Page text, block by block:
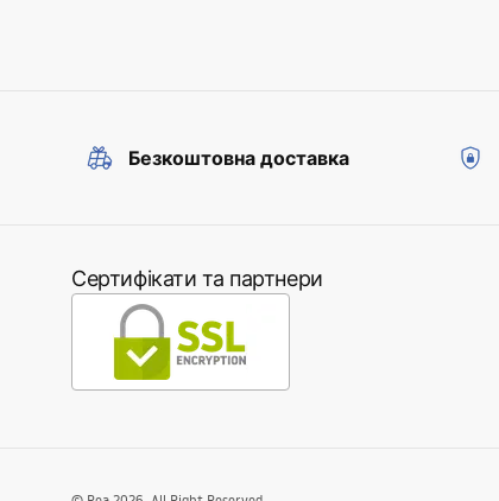
Безкоштовна доставка
Сертифікати та партнери